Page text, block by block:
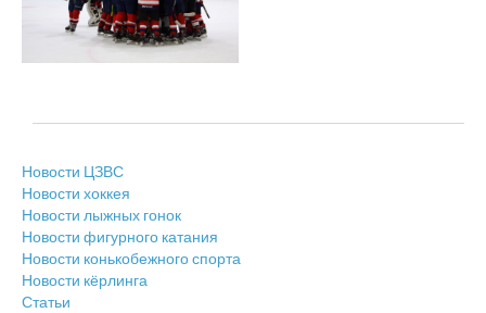
Новости ЦЗВС
Новости хоккея
Новости лыжных гонок
Новости фигурного катания
Новости конькобежного спорта
Новости кёрлинга
Статьи